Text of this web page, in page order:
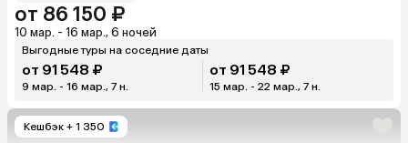
от 86 150 ₽
10 мар. - 16 мар., 6 ночей
Выгодные туры на соседние даты
от 91 548 ₽
9 мар. - 16 мар., 7 н.
от 91 548 ₽
15 мар. - 22 мар., 7 н.
Кешбэк + 1 350